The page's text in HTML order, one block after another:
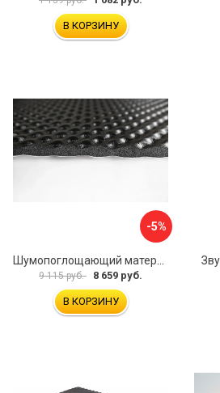
В КОРЗИНУ
-5%
9 115 руб. 8 659 руб.
В КОРЗИНУ